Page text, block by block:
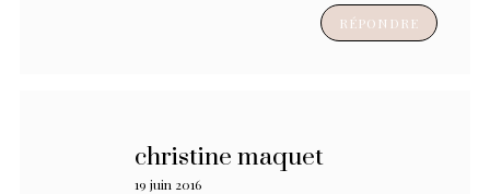
RÉPONDRE
christine maquet
19 juin 2016